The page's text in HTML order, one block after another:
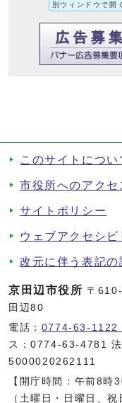
別ウィンドウで開く
このサイトについ
市役所へのアクセ
サイトポリシー
ウェブアクセシビ
改元に伴う表記の
京田辺市役所 〒
田辺80
電話： 0774-63-1122
ス：0774-63-4781 法
5000020262111
【開庁時間：午前8時
（土曜日・日曜日、